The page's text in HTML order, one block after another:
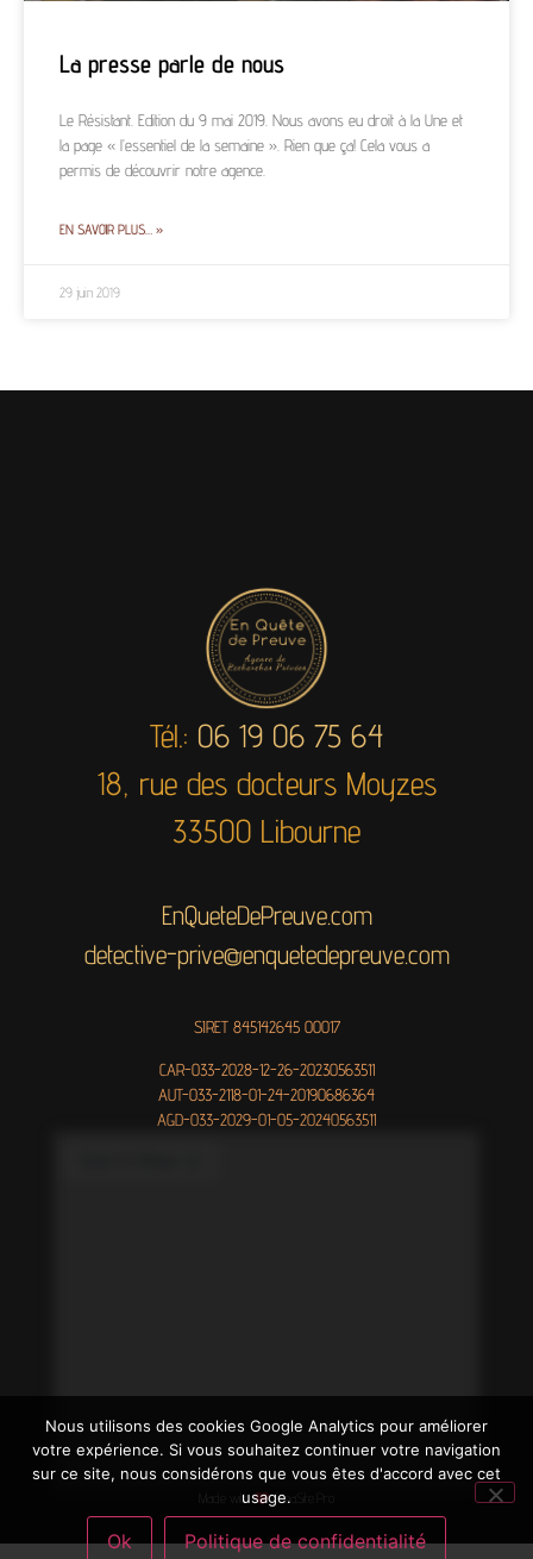
La presse parle de nous
Le Résistant. Edition du 9 mai 2019. Nous avons eu droit à la Une et
la page « l’essentiel de la semaine ». Rien que ça! Cela vous a
permis de découvrir notre agence.
EN SAVOIR PLUS… »
29 juin 2019
Tél.: 06 19 06 75 64
18, rue des docteurs Moyzes
33500 Libourne
EnQueteDePreuve.com
detective-prive@enquetedepreuve.com
SIRET 845142645 00017
CAR-033-2028-12-26-20230563511
AUT-033-2118-01-24-20190686364
AGD-033-2029-01-05-20240563511
© All rights reserved — Mentions légales
Made with
CreaSite.Pro
Nous utilisons des cookies Google Analytics pour améliorer
votre expérience. Si vous souhaitez continuer votre navigation
sur ce site, nous considérons que vous êtes d'accord avec cet
usage.
Ok Politique de confidentialité